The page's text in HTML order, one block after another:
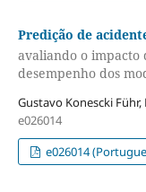
Predição de
avaliando o impacto
desempenho dos
Gustavo Konescki
e026014
e026014